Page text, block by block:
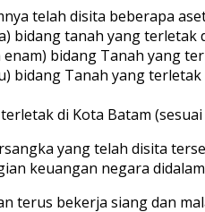
telah disita beberapa
bidang tanah yang terletak
bidang Tanah yang
bidang Tanah yang
di Kota Batam
yang telah disita
keuangan negara
terus bekerja siang dan